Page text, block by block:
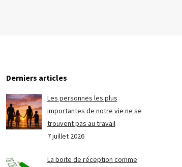
Derniers articles
Les personnes les plus
importantes de notre vie ne se
trouvent pas au travail
7 juillet 2026
La boite de réception comme